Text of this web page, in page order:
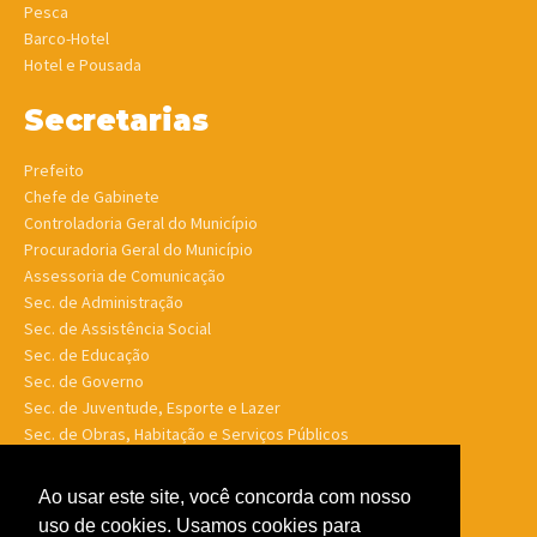
Pesca
Barco-Hotel
Hotel e Pousada
Secretarias
Prefeito
Chefe de Gabinete
Controladoria Geral do Município
Procuradoria Geral do Município
Assessoria de Comunicação
Sec. de Administração
Sec. de Assistência Social
Sec. de Educação
Sec. de Governo
Sec. de Juventude, Esporte e Lazer
Sec. de Obras, Habitação e Serviços Públicos
Sec. de Saúde
Sec. de Turismo
Ao usar este site, você concorda com nosso
uso de cookies. Usamos cookies para